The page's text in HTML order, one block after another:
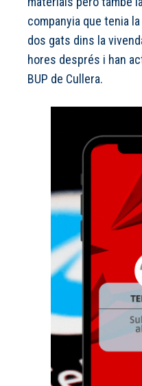
companyia que tenia
dos gats dins la
hores després i han
BUP de Cullera.